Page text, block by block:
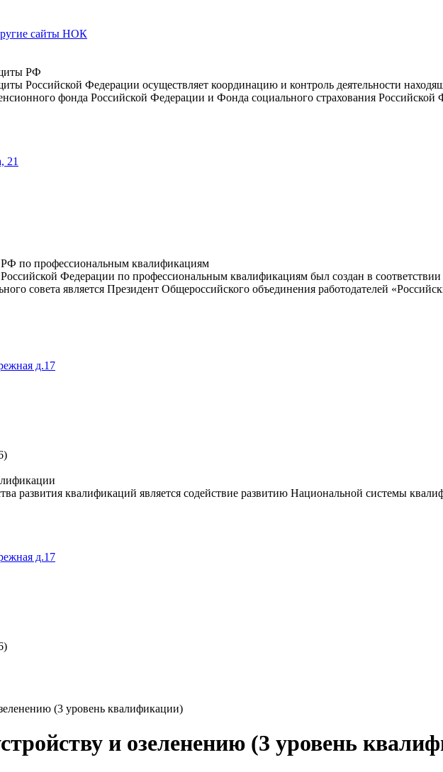
сайты НОК
РФ
Российской Федерации осуществляет координацию и контроль деятельности
фонда Российской Федерации и Фонда социального страхования Российской
21
по профессиональным квалификациям
Федерации по профессиональным квалификациям был создан в
совета является Президент Общероссийского объединения работодателей
д.17
развития квалификаций является содействие развитию Национальной системы
д.17
(3 уровень квалификации)
и озеленению (3 уровень